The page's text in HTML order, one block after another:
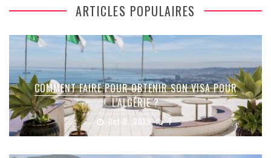
ARTICLES POPULAIRES
COMMENT FAIRE POUR OBTENIR SON VISA POUR
L’ALGÉRIE ?
Oct 8, 2019 7